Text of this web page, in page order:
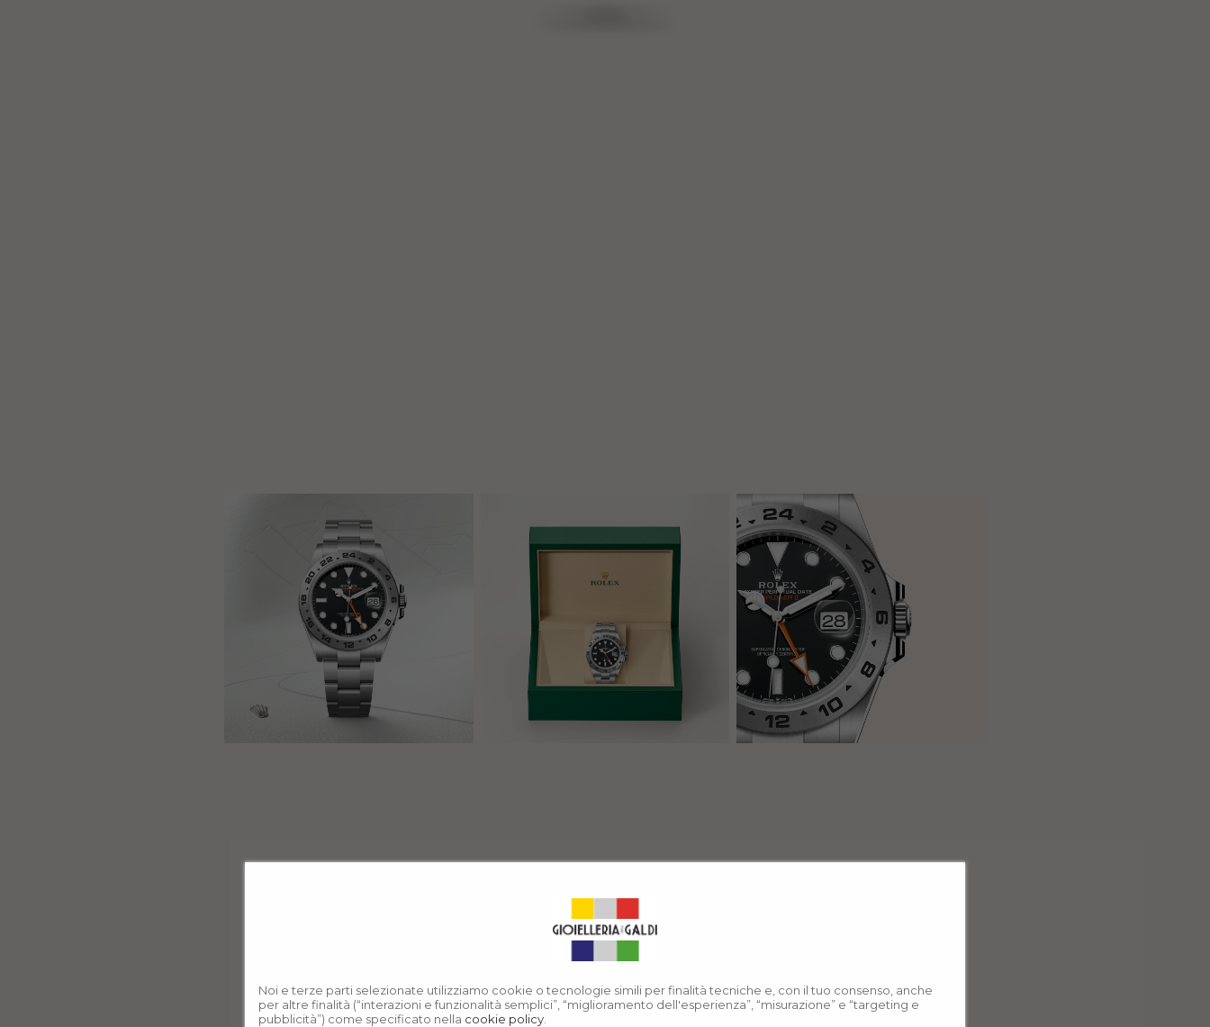
Noi e terze parti selezionate utilizziamo cookie o tecnologie simili per finalità tecniche e, con il tuo consenso, anche
per altre finalità (“interazioni e funzionalità semplici”, “miglioramento dell'esperienza”, “misurazione” e “targeting e
pubblicità”) come specificato nella cookie policy